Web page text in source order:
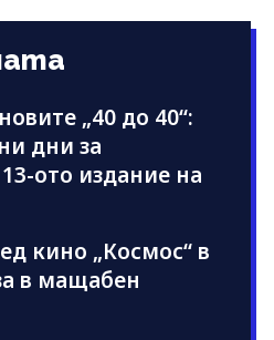
„40 до 40“:
дни за
ото издание на
кино „Космос“ в
в мащабен